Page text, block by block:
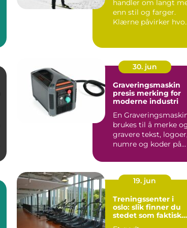
handler om langt
enn stil og farger.
Klærne påvirker hvor
30. jun
Graveringsmaskin
presis merking for
moderne industri
En
brukes til å merke
gravere tekst, logoer,
numre og koder på
19. jun
Treningssenter i
oslo: slik finner du
stedet som faktisk